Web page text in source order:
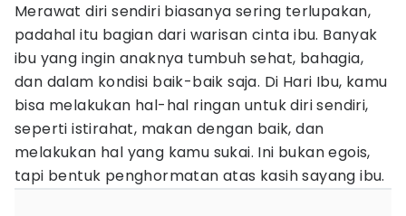
Merawat diri sendiri biasanya sering terlupakan,
padahal itu bagian dari warisan cinta ibu. Banyak
ibu yang ingin anaknya tumbuh sehat, bahagia,
dan dalam kondisi baik-baik saja. Di Hari Ibu, kamu
bisa melakukan hal-hal ringan untuk diri sendiri,
seperti istirahat, makan dengan baik, dan
melakukan hal yang kamu sukai. Ini bukan egois,
tapi bentuk penghormatan atas kasih sayang ibu.